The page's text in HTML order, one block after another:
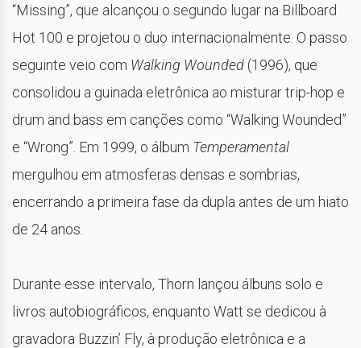
“Missing”, que alcançou o segundo lugar na Billboard
Hot 100 e projetou o duo internacionalmente. O passo
seguinte veio com Walking Wounded (1996), que
consolidou a guinada eletrônica ao misturar trip-hop e
drum and bass em canções como “Walking Wounded”
e “Wrong”. Em 1999, o álbum Temperamental
mergulhou em atmosferas densas e sombrias,
encerrando a primeira fase da dupla antes de um hiato
de 24 anos.
Durante esse intervalo, Thorn lançou álbuns solo e
livros autobiográficos, enquanto Watt se dedicou à
gravadora Buzzin’ Fly, à produção eletrônica e a